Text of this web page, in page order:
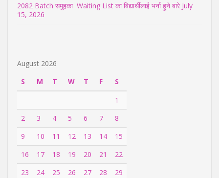
2082 Batch समुहका Waiting List का बिद्यार्थीलाई भर्ना हुने बारे July
15, 2026
August 2026
S
M T W T F
S
1
2
3 4 5 6 7
8
9
10 11 12 13 14
15
16
17 18 19 20 21
22
23
24 25 26 27 28 29